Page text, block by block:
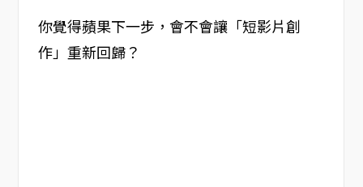
你覺得蘋果下一步，會不會讓「短影片創
作」重新回歸？